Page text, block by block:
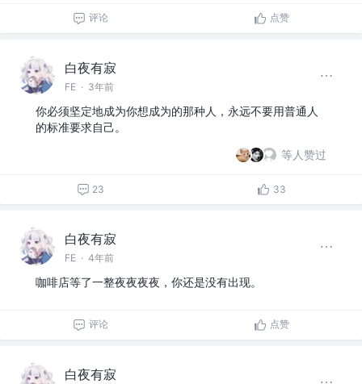
评论 点赞
白夜有寂
FE · 3年前
你必须坚定地成为你想成为的那种人，永远不要用普通人
的标准要求自己。
等人赞过
23 33
白夜有寂
FE · 4年前
咖啡店等了一整夜夜夜夜，你还是没有出现。
评论 点赞
白夜有寂